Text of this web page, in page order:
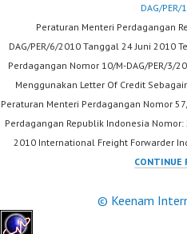
DAG/
Peraturan Menteri Perdagangan
DAG/PER/6/2010 Tanggal 24 Juni 2010
Perdagangan Nomor 10/M-DAG/PER/3/
Menggunakan Letter Of Credit
Peraturan Menteri Perdagangan Nomor
Perdagangan Republik Indonesia Nomor:
2010 International Freight Forwarder
CONTINUE
© Keenam